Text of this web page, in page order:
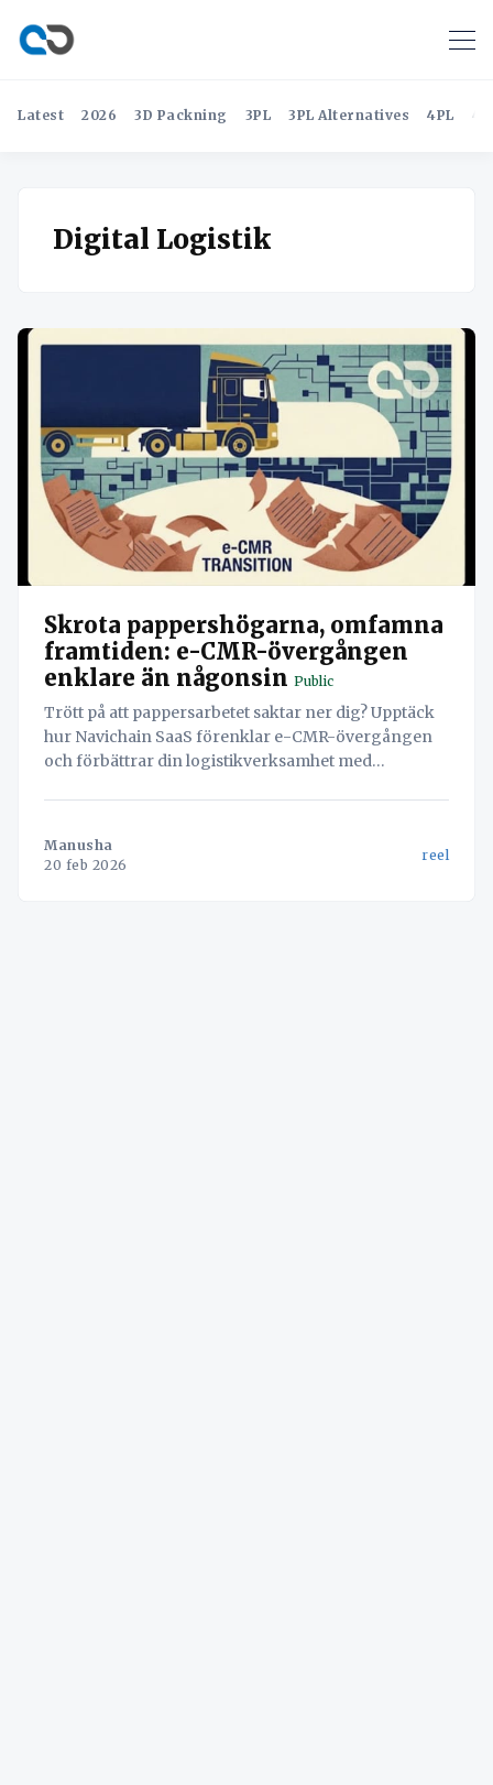
Latest 2026 3D Packning 3PL 3PL Alternatives 4PL
Digital Logistik
Skrota pappershögarna, omfamna
framtiden: e-CMR-övergången
enklare än någonsin Public
Trött på att pappersarbetet saktar ner dig? Upptäck
hur Navichain SaaS förenklar e-CMR-övergången
och förbättrar din logistikverksamhet med
Manusha
20 feb 2026
reel